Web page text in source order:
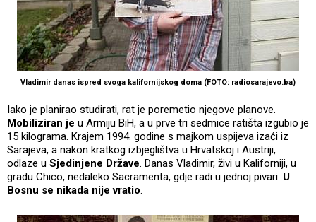
Vladimir danas ispred svoga kalifornijskog doma (FOTO: radiosarajevo.ba)
Iako je planirao studirati, rat je poremetio njegove planove.
Mobiliziran je u Armiju BiH, a u prve tri sedmice ratišta izgubio je
15 kilograma. Krajem 1994. godine s majkom uspijeva izaći iz
Sarajeva, a nakon kratkog izbjeglištva u Hrvatskoj i Austriji,
odlaze u Sjedinjene Države. Danas Vladimir, živi u Kaliforniji, u
gradu Chico, nedaleko Sacramenta, gdje radi u jednoj pivari. U
Bosnu se nikada nije vratio.